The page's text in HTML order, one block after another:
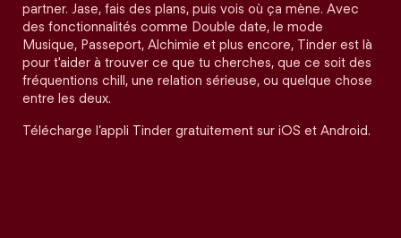
partner. Jase, fais des plans, puis vois où ça mène. Avec
des fonctionnalités comme Double date, le mode
Musique, Passeport, Alchimie et plus encore, Tinder est là
pour t'aider à trouver ce que tu cherches, que ce soit des
fréquentions chill, une relation sérieuse, ou quelque chose
entre les deux.
Télécharge l’appli Tinder gratuitement sur iOS et Android.